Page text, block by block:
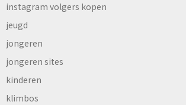
instagram volgers kopen
jeugd
jongeren
jongeren sites
kinderen
klimbos